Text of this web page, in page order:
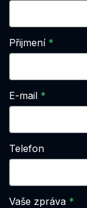
Přijmení
E-mail
Telefon
Vaše zpráva